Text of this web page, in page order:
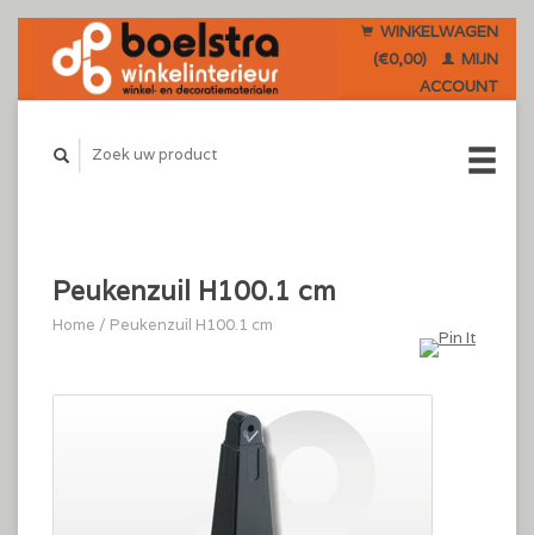
WINKELWAGEN
(€0,00)
MIJN
ACCOUNT
Peukenzuil H100.1 cm
Home / Peukenzuil H100.1 cm